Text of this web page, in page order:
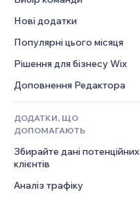
Рішення для складів
Дропшипінг
Тарифні плани й підписки
Краудфандинг
Їжа та напої
PDF
Обмін файлами
Новини
Шаблони сторінок
Ефекти зображення
Кнопки та меню
Банери та бейджі
Калькулятори
Пошук
Погода
Графіки й таблиці
Опитування
Чат
Коментарі
Телефон
Спільнота
Відгуки
CRM
Нові додатки
Популярні цього місяця
Рішення для бізнесу Wix
Доповнення Редактора
ДОДАТКИ, ЩО
ДОПОМАГАЮТЬ
Збирайте дані потенційних
клієнтів
Аналіз трафіку